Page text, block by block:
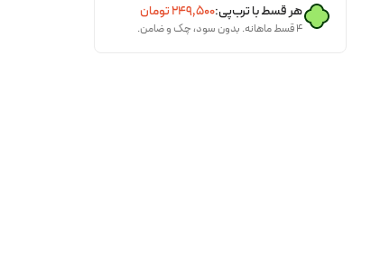
هر قسط با ترب‌پی:۲۴۹٬۵۰۰تومان
۴ قسط ماهانه. بدون سود، چک و ضامن.